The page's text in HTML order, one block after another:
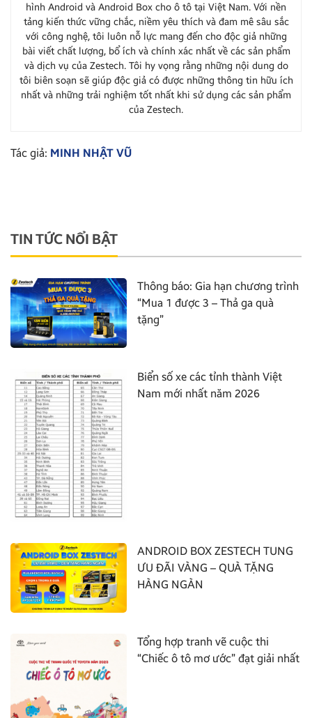
hình Android và Android Box cho ô tô tại Việt Nam. Với nền
tảng kiến thức vững chắc, niềm yêu thích và đam mê sâu sắc
với công nghệ, tôi luôn nỗ lực mang đến cho độc giả những
bài viết chất lượng, bổ ích và chính xác nhất về các sản phẩm
và dịch vụ của Zestech. Tôi hy vọng rằng những nội dung do
tôi biên soạn sẽ giúp độc giả có được những thông tin hữu ích
nhất và những trải nghiệm tốt nhất khi sử dụng các sản phẩm
của Zestech.
Tác giả: MINH NHẬT VŨ
TIN TỨC NỔI BẬT
Thông báo: Gia hạn chương trình
“Mua 1 được 3 – Thả ga quà
tặng”
Biển số xe các tỉnh thành Việt
Nam mới nhất năm 2026
ANDROID BOX ZESTECH TUNG
ƯU ĐÃI VÀNG – QUÀ TẶNG
HÀNG NGÀN
Tổng hợp tranh vẽ cuộc thi
“Chiếc ô tô mơ ước” đạt giải nhất